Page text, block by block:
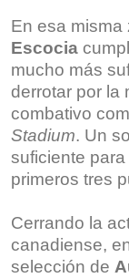
En esa misma
Escocia
mucho más
derrotar por la
combativo
Stadium. Un
suficiente
primeros tres
Cerrando la
canadiense,
selección de